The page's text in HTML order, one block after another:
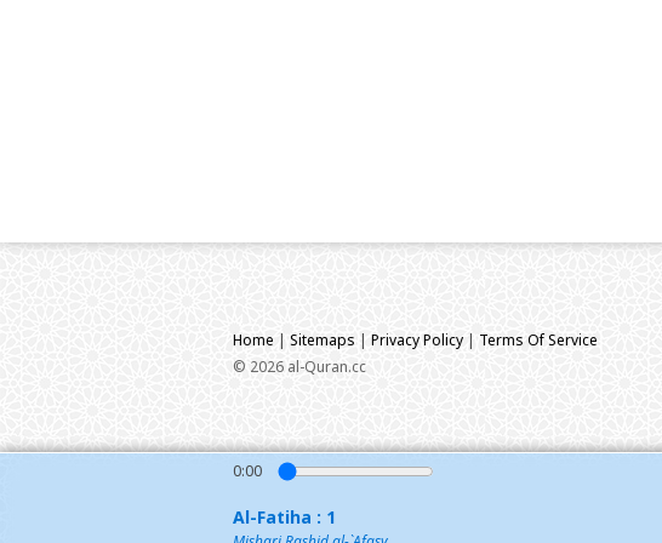
0:00
Al-Fatiha : 1
Home | Sitemaps | Privacy Policy | Terms Of Service
© 2026 al-Quran.cc